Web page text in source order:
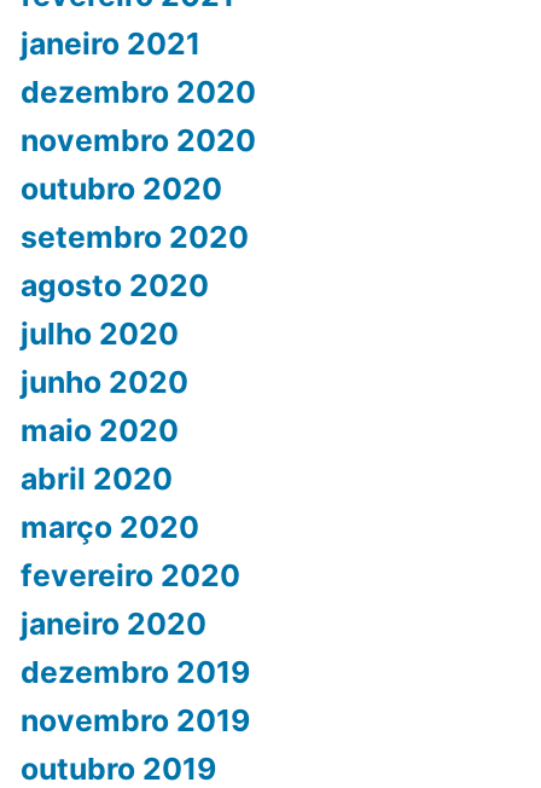
janeiro 2021
dezembro 2020
novembro 2020
outubro 2020
setembro 2020
agosto 2020
julho 2020
junho 2020
maio 2020
abril 2020
março 2020
fevereiro 2020
janeiro 2020
dezembro 2019
novembro 2019
outubro 2019